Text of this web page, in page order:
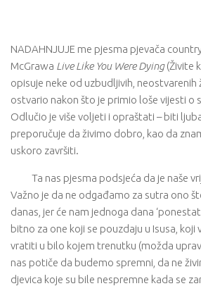
NADAHNJUJE me pjesma pjevača
McGrawa Live Like You Were Dying(Živite
opisuje neke od uzbudljivih, neostvarenih
ostvario nakon što je primio loše vijesti o
Odlučio je više voljeti i opraštati – biti
preporučuje da živimo dobro, kao da
uskoro završiti.
Ta nas pjesma podsjeća da je naše
Važno je da ne odgađamo za sutra ono
danas, jer će nam jednoga dana
bitno za one koji se pouzdaju u Isusa, koji
vratiti u bilo kojem trenutku (možda
nas potiče da budemo spremni, da ne
djevica koje su bile nespremne kada se